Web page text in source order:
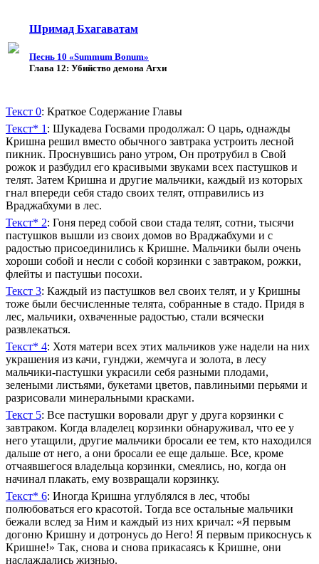
Шримад Бхагаватам
Песнь 10 «Summum Bonum»
Глава 12: Убийство демона Агхи
Текст 0: Краткое Содержание Главы
Текст* 1 : Шукадева Госвами продолжал: О царь, однажды
Кришна решил вместо обычного завтрака устроить лесной
пикник. Проснувшись рано утром, Он протрубил в Свой
рожок и разбудил его красивыми звуками всех пастушков и
телят. Затем Кришна и другие мальчики, каждый из которых
гнал впереди себя стадо своих телят, отправились из
Враджабхуми в лес.
Текст* 2: Гоня перед собой свои стада телят, сотни, тысячи
пастушков вышли из своих домов во Враджабхуми и с
радостью присоединились к Кришне. Мальчики были очень
хороши собой и несли с собой корзинки с завтраком, рожки,
флейты и пастушьи посохи.
Текст 3: Каждый из пастушков вел своих телят, и у Кришны
тоже были бесчисленные телята, собранные в стадо. Придя в
лес, мальчики, охваченные радостью, стали всячески
развлекаться.
Текст* 4: Хотя матери всех этих мальчиков уже надели на них
украшения из качи, гунджи, жемчуга и золота, в лесу
мальчики-пастушки украсили себя разными плодами,
зелеными листьями, букетами цветов, павлиньими перьями и
разрисовали минеральными красками.
Текст 5: Все пастушки воровали друг у друга корзинки с
завтраком. Когда владелец корзинки обнаруживал, что ее у
него утащили, другие мальчики бросали ее тем, кто находился
дальше от него, а они бросали ее еще дальше. Все, кроме
отчаявшегося владельца корзинки, смеялись, но, когда он
начинал плакать, ему возвращали корзинку.
Текст* 6: Иногда Кришна углублялся в лес, чтобы
полюбоваться его красотой. Тогда все остальные мальчики
бежали вслед за Ним и каждый из них кричал: «Я первым
догоню Кришну и дотронусь до Него! Я первым прикоснусь к
Кришне!» Так, снова и снова прикасаясь к Кришне, они
наслаждались жизнью.